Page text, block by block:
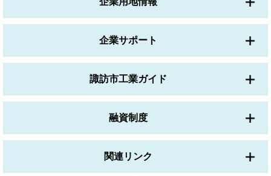
企業サポート
諏訪市工業ガイド
融資制度
関連リンク